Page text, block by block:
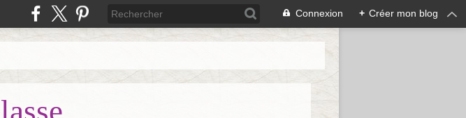
Connexion + Créer mon blog